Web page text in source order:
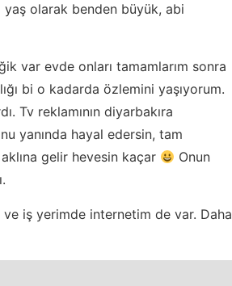
olarak benden büyük, abi
var evde onları tamamlarım sonra
bi o kadarda özlemini yaşıyorum.
Tv reklamının diyarbakıra
yanında hayal edersin, tam
gelir hevesin kaçar
Onun
ve iş yerimde internetim de var. Daha